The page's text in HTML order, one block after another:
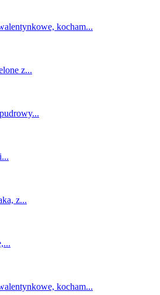
kocham...
z...
z...
kocham...